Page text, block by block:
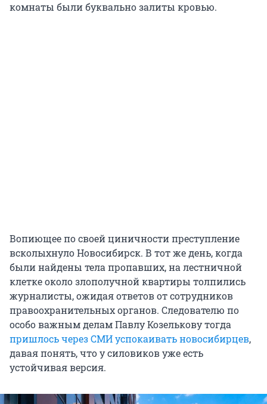
комнаты были буквально залиты кровью.
Вопиющее по своей циничности преступление
всколыхнуло Новосибирск. В тот же день, когда
были найдены тела пропавших, на лестничной
клетке около злополучной квартиры толпились
журналисты, ожидая ответов от сотрудников
правоохранительных органов. Следователю по
особо важным делам Павлу Козелькову тогда
пришлось через СМИ успокаивать новосибирцев,
давая понять, что у силовиков уже есть
устойчивая версия.